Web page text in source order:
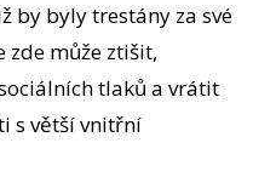
by byly trestány za své
zde může ztišit,
tlaků a vrátit
s větší vnitřní